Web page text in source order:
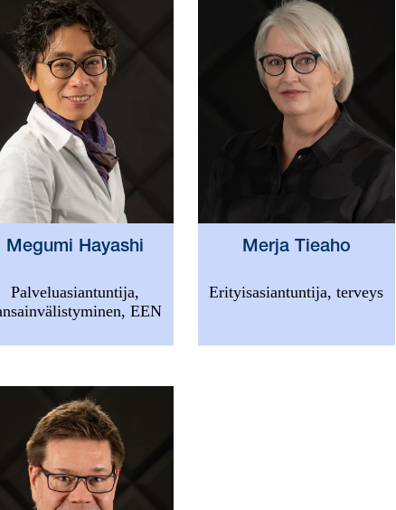
Megumi Hayashi
Palveluasiantuntija,
EEN
Merja Tieaho
Erityisasiantuntija, terveys